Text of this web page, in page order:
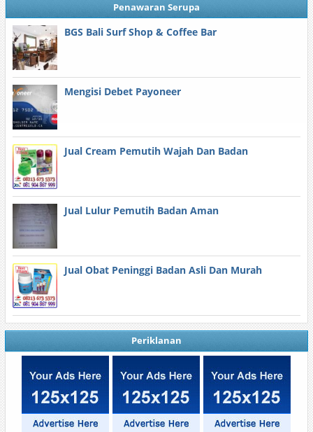
Penawaran Serupa
BGS Bali Surf Shop & Coffee Bar
Mengisi Debet Payoneer
Jual Cream Pemutih Wajah Dan Badan
Jual Lulur Pemutih Badan Aman
Jual Obat Peninggi Badan Asli Dan Murah
Periklanan